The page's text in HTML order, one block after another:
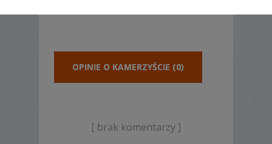
OPINIE O KAMERZYŚCIE (0)
[ brak komentarzy ]